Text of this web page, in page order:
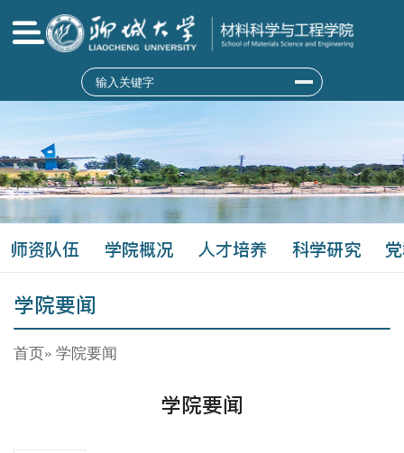
师资队伍 学院概况 人才培养 科学研究
学院要闻
首页 » 学院要闻
学院要闻